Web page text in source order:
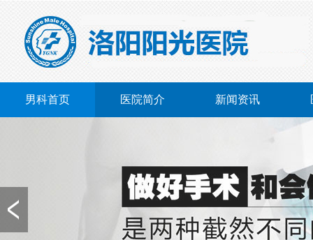
男科首页 医院简介 新闻资讯